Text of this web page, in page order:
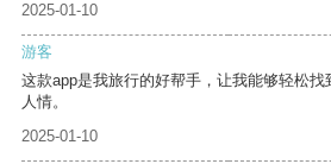
2025-01-10
游客
这款app是我旅行的好帮手，让我能够轻松
人情。
2025-01-10